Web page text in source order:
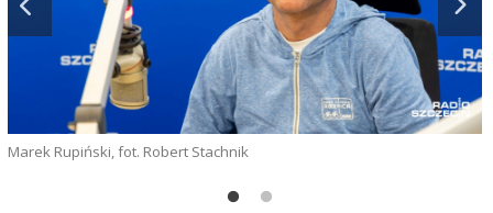
Marek Rupiński, fot. Robert Stachnik